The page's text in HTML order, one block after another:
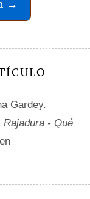
→
Gardey.
Rajadura - Qué